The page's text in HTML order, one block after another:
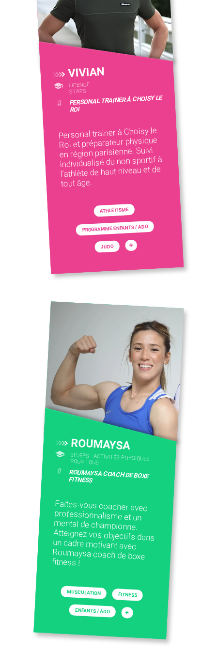
VIVIAN
LICENCE
STAPS
# PERSONAL TRAINER À CHOISY LE
ROI
Personal trainer à Choisy le
Roi et préparateur physique
en région parisienne. Suivi
individualisé du non sportif à
l’athlète de haut niveau et de
tout âge.
ATHLÉTISME
PROGRAMME ENFANTS / ADO
JUDO +
ROUMAYSA
BPJEPS - ACTIVITÉS PHYSIQUES
POUR TOUS
# ROUMAYSA COACH DE BOXE
FITNESS
Faites-vous coacher avec
professionnalisme et un
mental de championne.
Atteignez vos objectifs dans
un cadre motivant avec
Roumaysa coach de boxe
fitness !
MUSCULATION FITNESS
ENFANTS / ADO +